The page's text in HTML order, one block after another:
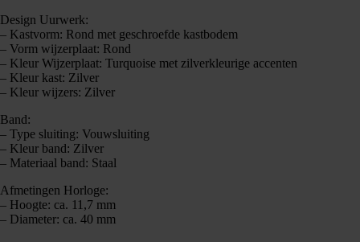
Design Uurwerk:
– Kastvorm: Rond met geschroefde kastbodem
– Vorm wijzerplaat: Rond
– Kleur Wijzerplaat: Turquoise met zilverkleurige accenten
– Kleur kast: Zilver
– Kleur wijzers: Zilver
Band:
– Type sluiting: Vouwsluiting
– Kleur band: Zilver
– Materiaal band: Staal
Afmetingen Horloge:
– Hoogte: ca. 11,7 mm
– Diameter: ca. 40 mm